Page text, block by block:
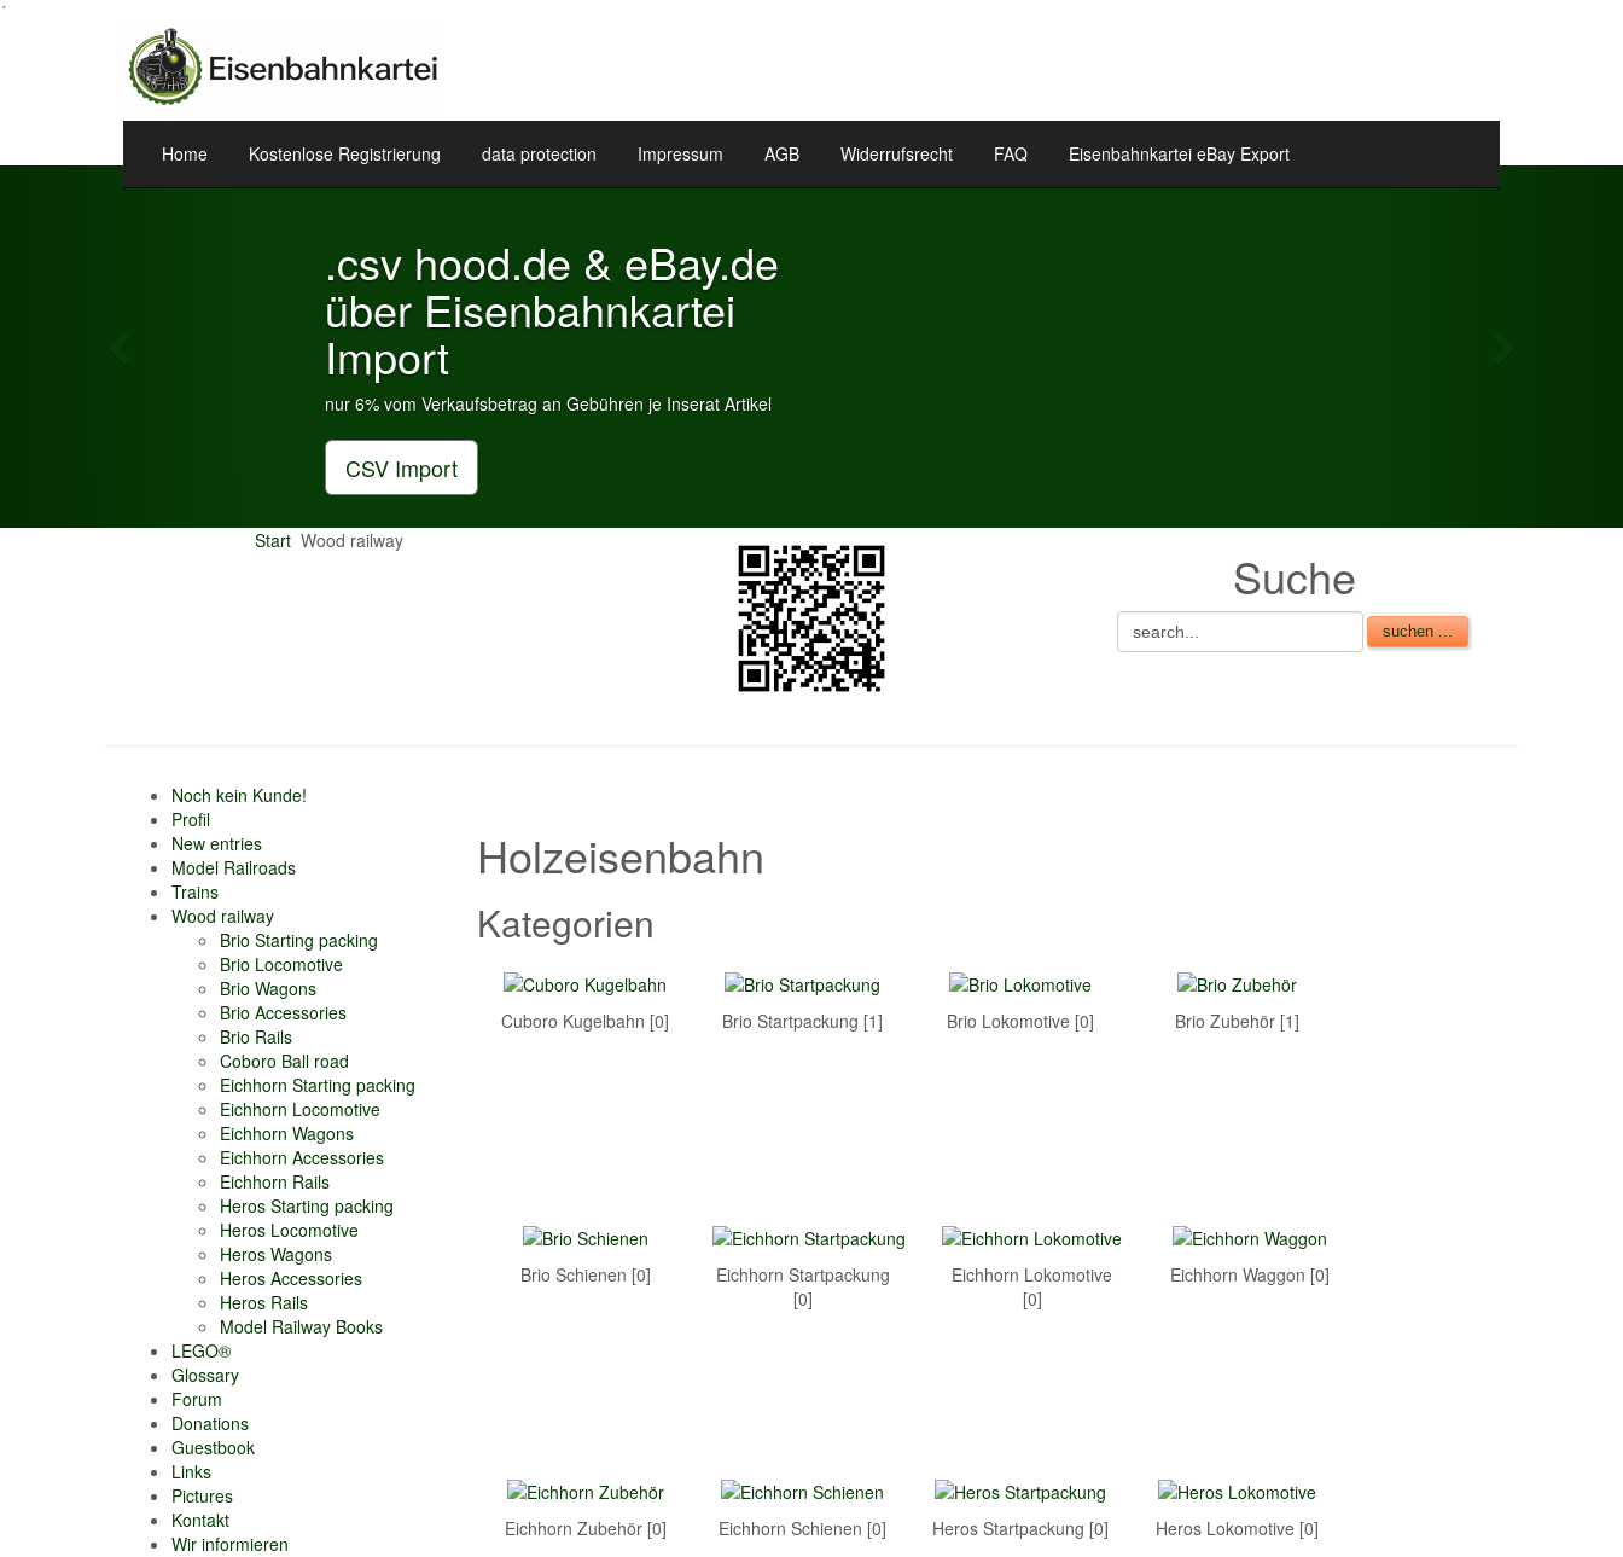
´
Home Kostenlose Registrierung data protection Impressum AGB Widerrufsrecht FAQ Eisenbahnkartei eBay Export
.csv hood.de & eBay.de
über Eisenbahnkartei
nur 6% vom Verkaufsbetrag an Gebühren je Inserat Artikel
Previous
Start Wood railway
Suche
Noch kein Kunde!
Profil
New entries
Model Railroads
Trains
Wood railway
Brio Starting packing
Brio Locomotive
Brio Wagons
Brio Accessories
Brio Rails
Coboro Ball road
Eichhorn Starting packing
Eichhorn Locomotive
Eichhorn Wagons
Eichhorn Accessories
Eichhorn Rails
Heros Starting packing
Heros Locomotive
Heros Wagons
Heros Accessories
Heros Rails
Model Railway Books
LEGO®
Glossary
Forum
Donations
Guestbook
Links
Pictures
Kontakt
Wir informieren
Holzeisenbahn
Kategorien
Cuboro Kugelbahn [0] Brio Startpackung [1] Brio Lokomotive [0] Brio Zubehör [1]
Brio Schienen [0]
Eichhorn Startpackung
[0]
Eichhorn Lokomotive
[0]
Eichhorn Waggon [0]
Eichhorn Zubehör [0] Eichhorn Schienen [0] Heros Startpackung [0] Heros Lokomotive [0]